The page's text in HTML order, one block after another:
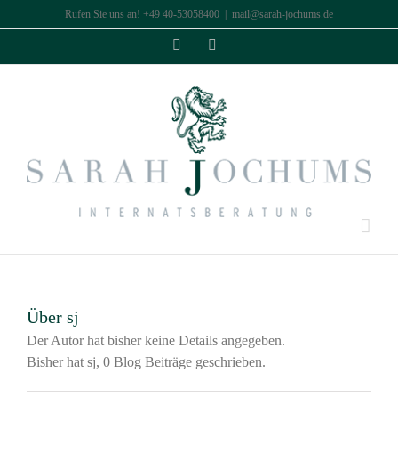
Inhalt
Rufen Sie uns an! +49 40-53058400 mail@sarah-jochums.de
Facebook
Über sj
Der Autor hat bisher keine Details angegeben.
Bisher hat sj, 0 Blog Beiträge geschrieben.